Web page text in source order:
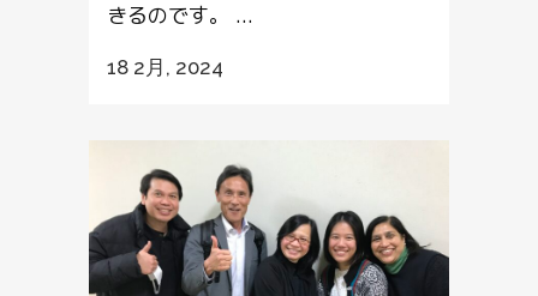
きるのです。 ...
18 2月, 2024